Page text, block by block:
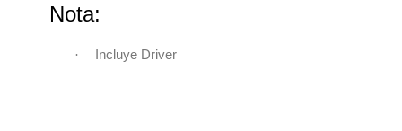
Nota:
· Incluye Driver